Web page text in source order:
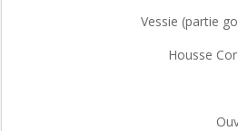
Vessie (partie
Housse